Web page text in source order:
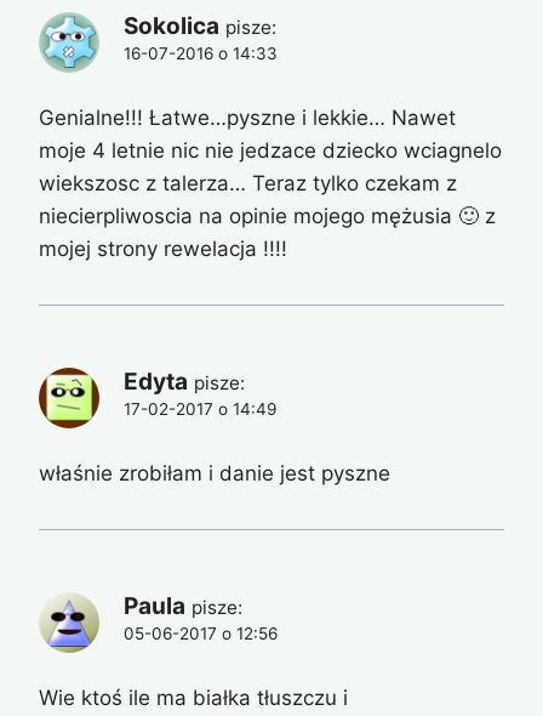
Sokolica pisze:
16-07-2016 o 14:33
Genialne!!! Łatwe…pyszne i lekkie… Nawet
moje 4 letnie nic nie jedzace dziecko wciagnelo
wiekszosc z talerza… Teraz tylko czekam z
niecierpliwoscia na opinie mojego mężusia 🙂 z
mojej strony rewelacja !!!!
Edyta pisze:
17-02-2017 o 14:49
właśnie zrobiłam i danie jest pyszne
Paula pisze:
05-06-2017 o 12:56
Wie ktoś ile ma białka tłuszczu i